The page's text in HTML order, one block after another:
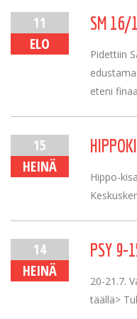
11
ELO
SM 16/
Pidettiin
eteni
15
HEINÄ
Hippo-
14
HEINÄ
PSY 9-
20-21.7.
täällä>